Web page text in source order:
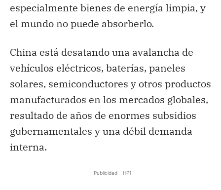
especialmente bienes de energía limpia, y
el mundo no puede absorberlo.
China está desatando una avalancha de
vehículos eléctricos, baterías, paneles
solares, semiconductores y otros productos
manufacturados en los mercados globales,
resultado de años de enormes subsidios
gubernamentales y una débil demanda
interna.
- Publicidad - HP1